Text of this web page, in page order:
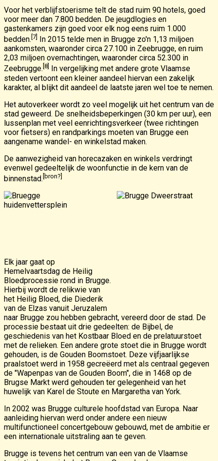
Voor het verblijfstoerisme telt de stad ruim 90 hotels, goed
voor meer dan 7.800 bedden. De jeugdlogies en
gastenkamers zijn goed voor elk nog eens ruim 1.000
bedden. [7]
In 2015 telde men in Brugge zo'n 1,13 miljoen
aankomsten, waaronder circa 27.100 in Zeebrugge, en ruim
2,03 miljoen overnachtingen, waaronder circa 52.300 in
Zeebrugge. [8]
In vergelijking met andere grote Vlaamse
steden vertoont een kleiner aandeel hiervan een zakelijk
karakter, al blijkt dit aandeel de laatste jaren wel toe te nemen.
Het autoverkeer wordt zo veel mogelijk uit het centrum van de
stad geweerd. De snelheidsbeperkingen (30 km per uur), een
lussenplan met veel eenrichtingsverkeer (twee richtingen
voor fietsers) en randparkings moeten van Brugge een
aangename wandel- en winkelstad maken.
De aanwezigheid van horecazaken en winkels verdringt
evenwel gedeeltelijk de woonfunctie in de kern van de
binnenstad. [bron?]
Elk jaar gaat op
Hemelvaartsdag de Heilig
Bloedprocessie rond in Brugge.
Hierbij wordt de relikwie van
het Heilig Bloed, die Diederik
van de Elzas vanuit Jeruzalem
naar Brugge zou hebben gebracht, vereerd door de stad. De
processie bestaat uit drie gedeelten: de Bijbel, de
geschiedenis van het Kostbaar Bloed en de prelatuurstoet
met de relieken. Een andere grote stoet die in Brugge wordt
gehouden, is de Gouden Boomstoet. Deze vijfjaarlijkse
praalstoet werd in 1958 gecreëerd met als centraal gegeven
de "Wapenpas van de Gouden Boom", die in 1468 op de
Brugse Markt werd gehouden ter gelegenheid van het
huwelijk van Karel de Stoute en Margaretha van York.
In 2002 was Brugge culturele hoofdstad van Europa. Naar
aanleiding hiervan werd onder andere een nieuw
multifunctioneel concertgebouw gebouwd, met de ambitie er
een internationale uitstraling aan te geven.
Brugge is tevens het centrum van een van de Vlaamse